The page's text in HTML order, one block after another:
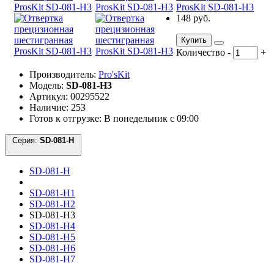
148 руб.
Купить
Количество - +
Производитель: Pro'sKit
Модель: SD-081-H3
Артикул: 00295522
Наличие: 253
Готов к отгрузке: В понедельник с 09:00
Серия:
SD-081-H
SD-081-H1
SD-081-H2
SD-081-H3
SD-081-H4
SD-081-H5
SD-081-H6
SD-081-H7